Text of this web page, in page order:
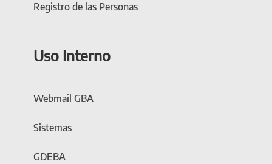
Registro de las Personas
Uso Interno
Webmail GBA
Sistemas
GDEBA